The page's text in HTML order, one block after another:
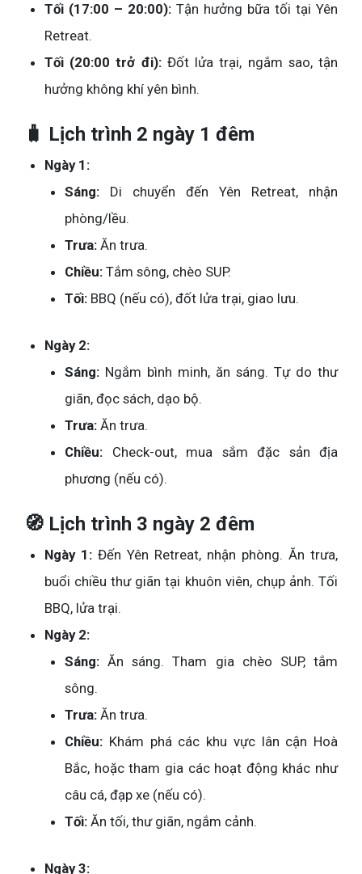
Tối (17:00 – 20:00): Tận hưởng bữa tối tại Yên
Retreat.
Tối (20:00 trở đi):Đốt lửa trại, ngắm sao, tận
hưởng không khí yên bình.
🧳 Lịch trình 2 ngày 1 đêm
Ngày 1:
Sáng: Di chuyển đến Yên Retreat, nhận
phòng/lều.
Trưa: Ăn trưa.
Chiều: Tắm sông, chèo SUP.
Tối: BBQ (nếu có), đốt lửa trại, giao lưu.
Ngày 2:
Sáng: Ngắm bình minh, ăn sáng. Tự do thư
giãn, đọc sách, dạo bộ.
Trưa: Ăn trưa.
Chiều: Check-out, mua sắm đặc sản địa
phương (nếu có).
🧭 Lịch trình 3 ngày 2 đêm
Ngày 1: Đến Yên Retreat, nhận phòng. Ăn trưa,
buổi chiều thư giãn tại khuôn viên, chụp ảnh. Tối
BBQ, lửa trại.
Ngày 2:
Sáng: Ăn sáng. Tham gia chèo SUP, tắm
sông.
Trưa: Ăn trưa.
Chiều: Khám phá các khu vực lân cận Hoà
Bắc, hoặc tham gia các hoạt động khác như
câu cá, đạp xe (nếu có).
Tối: Ăn tối, thư giãn, ngắm cảnh.
Ngày 3: